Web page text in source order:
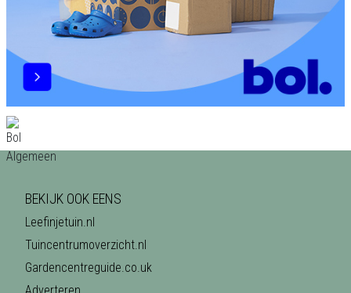
BEKIJK OOK EENS
Leefinjetuin.nl
Tuincentrumoverzicht.nl
Gardencentreguide.co.uk